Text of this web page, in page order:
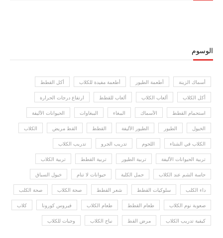
الوسوم
أسماك الزينة أطعمة الطيور أطعمة مفيدة للكلاب أكل القطط
أكل الكلاب ألعاب الكلاب ألعاب للقطط ارتفاع درجات الحرارة
استحمام القطط الأسماك الببغاء الببغاوات الحيوانات الأليفة
الخيول الطيور الطيور الأليفة القطط القط مريض الكلاب
الكلاب في الشتاء اللحوم تدريب الجرو تدريب الكلاب
تربية الحيوانات الأليفة تربية الطيور تربية القطط تربية الكلاب
حاسة الشم عند الكلاب حمل الكلبة حيوانات لا تنام خيول السباق
داء الكلب سلوكيات القطط شعر القطط صحة الكلاب صحة الكلب
صعوبة نوم الكلاب طعام القطط طعام الكلاب فيروس كورونا كلاب
كيفية تدريب الكلاب مرض القط نباح الكلاب وجبات للكلاب